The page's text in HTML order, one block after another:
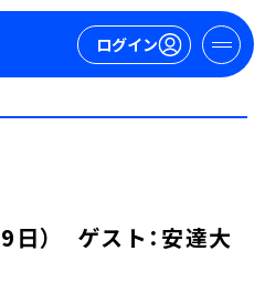
ログイン
日） ゲスト：安達大